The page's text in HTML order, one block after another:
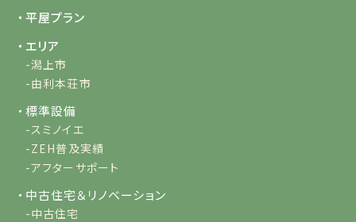
・平屋プラン
・エリア
-潟上市
-由利本荘市
・標準設備
-スミノイエ
-ZEH普及実績
-アフターサポート
・中古住宅＆リノベーション
-中古住宅